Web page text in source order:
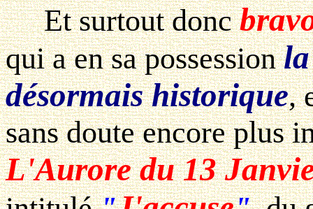
Et surtout donc
qui a en sa possession
désormais historique,
sans doute encore plus
L'Aurore du 13